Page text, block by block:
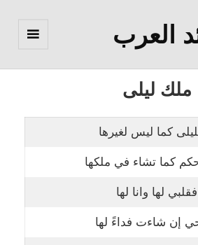
العرب
ملك ليلى
لليلى كما ليس لغيرها
كما تشاء في ملكها
فقلبي لها وانا لها
إن شاءت فداءً لها